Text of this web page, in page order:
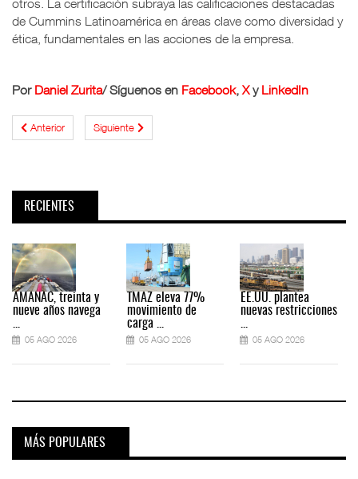
otros. La certificación subraya las calificaciones destacadas
de Cummins Latinoamérica en áreas clave como diversidad y
ética, fundamentales en las acciones de la empresa.
Por Daniel Zurita/ Síguenos en Facebook, Xy LinkedIn
Anterior Siguiente
RECIENTES
AMANAC, treinta y
nueve años navega
05 AGO 2026
TMAZ eleva 77%
movimiento de
carga ...
05 AGO 2026
EE.UU. plantea
nuevas restricciones
05 AGO 2026
MÁS POPULARES